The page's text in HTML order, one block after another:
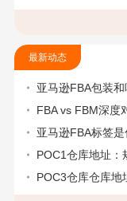
最新动态
亚马逊FBA包装
FBA vs FBM深度对
亚马逊FBA标签是
POC1仓库地址：
POC3仓库仓库地